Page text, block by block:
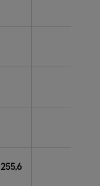
255,6